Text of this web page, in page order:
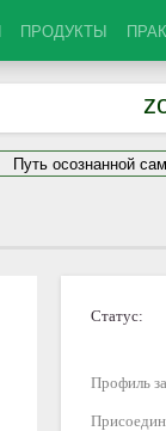
ПРОДУКТЫ
Путь осознанной
Статус:
Профиль